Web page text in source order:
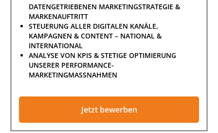
DATENGETRIEBENEN MARKETINGSTRATEGIE &
MARKENAUFTRITT
STEUERUNG ALLER DIGITALEN KANÄLE,
KAMPAGNEN & CONTENT – NATIONAL &
INTERNATIONAL
ANALYSE VON KPIS & STETIGE OPTIMIERUNG
UNSERER PERFORMANCE-
MARKETINGMASSNAHMEN
Jetzt bewerben